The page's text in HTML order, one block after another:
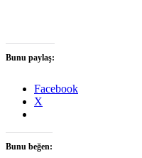
Bunu paylaş:
Facebook
X
Bunu beğen: